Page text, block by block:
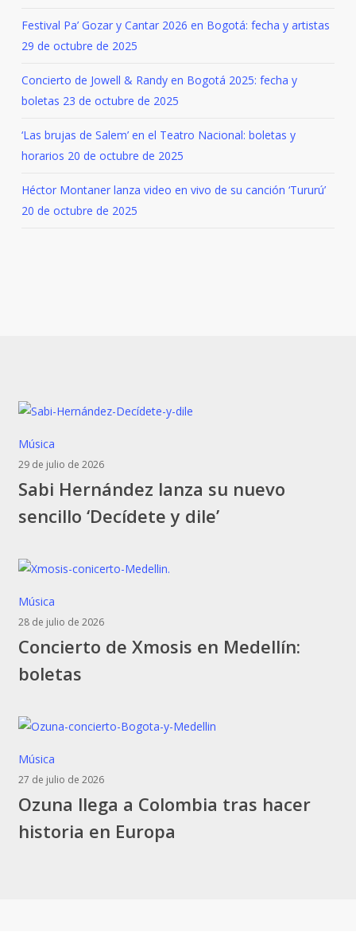
Festival Pa’ Gozar y Cantar 2026 en Bogotá: fecha y artistas
29 de octubre de 2025
Concierto de Jowell & Randy en Bogotá 2025: fecha y
boletas 23 de octubre de 2025
‘Las brujas de Salem’ en el Teatro Nacional: boletas y
horarios 20 de octubre de 2025
Héctor Montaner lanza video en vivo de su canción ‘Tururú’
20 de octubre de 2025
MúsicaSabi
Hernández
lanza
nuevo
‘Decídete
dile’
29 de julio de 2026
Sabi Hernández lanza su nuevo
sencillo ‘Decídete y dile’
MúsicaConcierto
de
Xmosis
Medellín:
28 de julio de 2026
Concierto de Xmosis en Medellín:
boletas
MúsicaOzuna
llega
a
tras
27 de julio de 2026
Ozuna llega a Colombia tras hacer
historia en Europa